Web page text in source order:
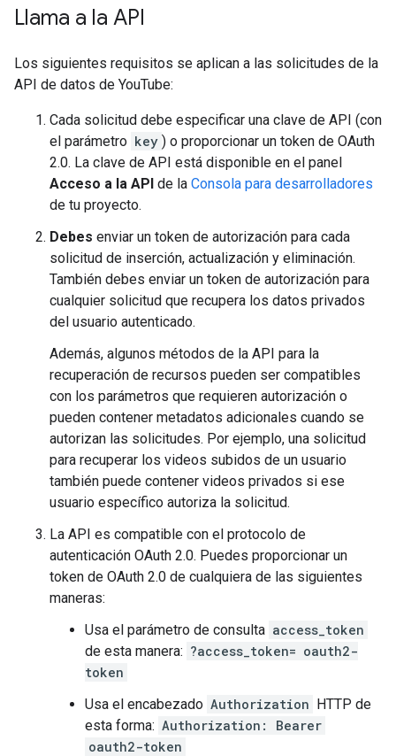
Llama a la API
Los siguientes requisitos se aplican a las solicitudes de la
API de datos de YouTube:
Cada solicitud debe especificar una clave de API (con
el parámetro key ) o proporcionar un token de OAuth
2.0. La clave de API está disponible en el panel
Acceso a la API de la Consola para desarrolladores
de tu proyecto.
Debes enviar un token de autorización para cada
solicitud de inserción, actualización y eliminación.
También debes enviar un token de autorización para
cualquier solicitud que recupera los datos privados
del usuario autenticado.
Además, algunos métodos de la API para la
recuperación de recursos pueden ser compatibles
con los parámetros que requieren autorización o
pueden contener metadatos adicionales cuando se
autorizan las solicitudes. Por ejemplo, una solicitud
para recuperar los videos subidos de un usuario
también puede contener videos privados si ese
usuario específico autoriza la solicitud.
La API es compatible con el protocolo de
autenticación OAuth 2.0. Puedes proporcionar un
token de OAuth 2.0 de cualquiera de las siguientes
maneras:
Usa el parámetro de consulta access_token
de esta manera: ?access_token= oauth2-
token
Usa el encabezado Authorization HTTP de
esta forma: Authorization: Bearer
oauth2-token